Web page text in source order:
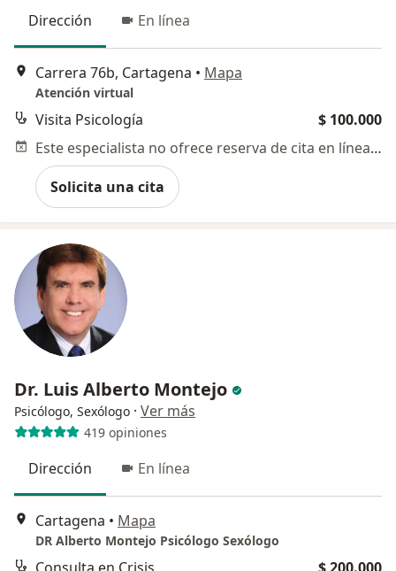
Dirección En línea
Carrera 76b, Cartagena • Mapa
Atención virtual
Visita Psicología
$ 100.000
Este especialista no ofrece reserva de cita en línea en esta dirección.
Solicita una cita
Dr. Luis Alberto Montejo
Psicólogo, Sexólogo · Ver más
419 opiniones
Dirección En línea
Cartagena • Mapa
DR Alberto Montejo Psicólogo Sexólogo